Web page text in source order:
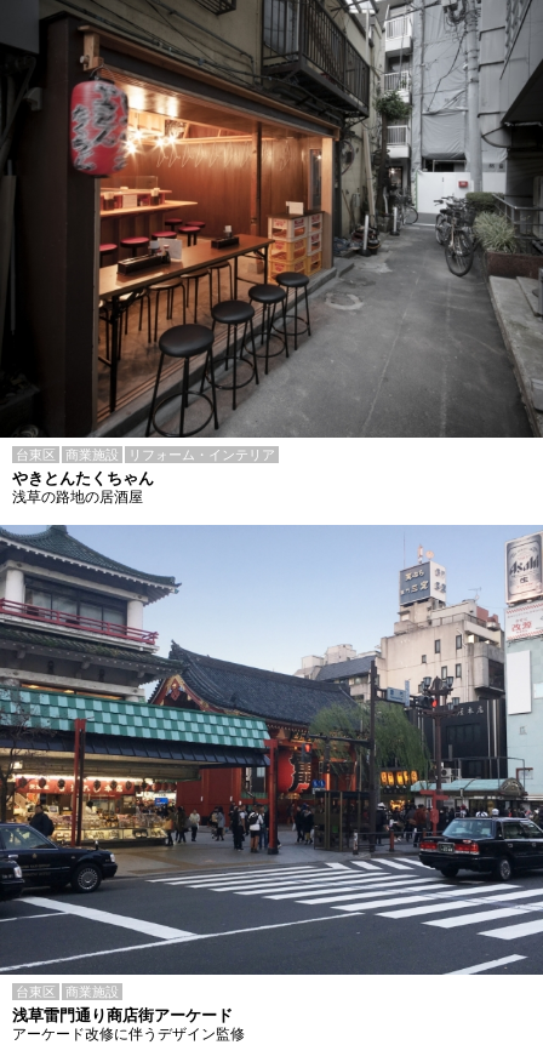
台東区 商業施設 リフォーム・インテリア
やきとんたくちゃん
浅草の路地の居酒屋
台東区 商業施設
浅草雷門通り商店街アーケード
アーケード改修に伴うデザイン監修